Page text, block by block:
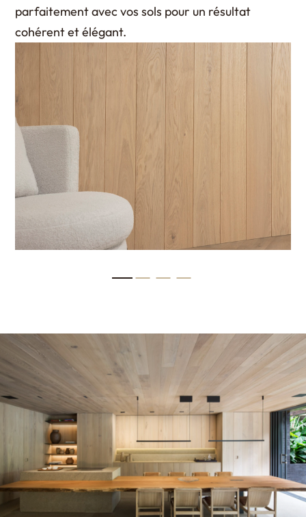
parfaitement avec vos sols pour un résultat
cohérent et élégant.